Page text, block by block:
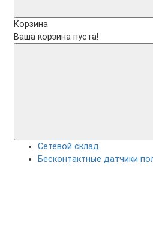
Корзина
Ваша корзина пуста!
Сетевой склад
Бесконтактные датчики